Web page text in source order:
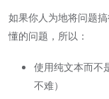
如果你人为地将问题
懂的问题，所以：
使用纯文本而不
不难）